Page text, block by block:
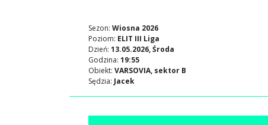
Sezon: Wiosna 2026
Poziom: ELIT III Liga
Dzień: 13.05.2026, Środa
Godzina: 19:55
Obiekt: VARSOVIA, sektor B
Sędzia: Jacek